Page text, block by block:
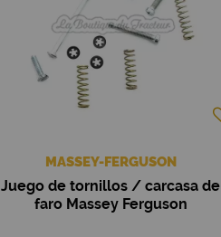
MASSEY-FERGUSON
Juego de tornillos / carcasa de
faro Massey Ferguson